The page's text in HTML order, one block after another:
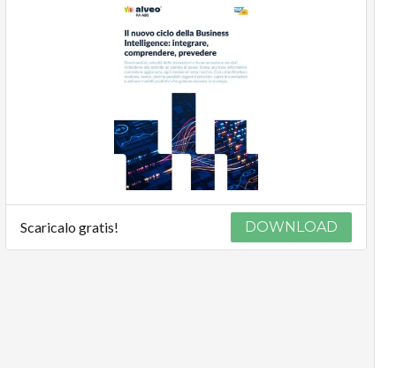
Scaricalo gratis! DOWNLOAD